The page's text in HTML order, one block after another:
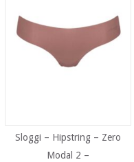
Sloggi – Hipstring – Zero
Modal 2 –